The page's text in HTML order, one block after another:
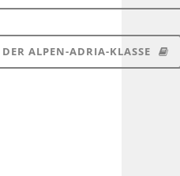
ALPEN-ADRIA-KLASSE